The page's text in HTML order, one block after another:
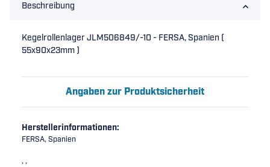
Beschreibung
Kegelrollenlager JLM506849/-10 - FERSA, Spanien (
55x90x23mm )
Angaben zur Produktsicherheit
Herstellerinformationen:
FERSA, Spanien
, ,